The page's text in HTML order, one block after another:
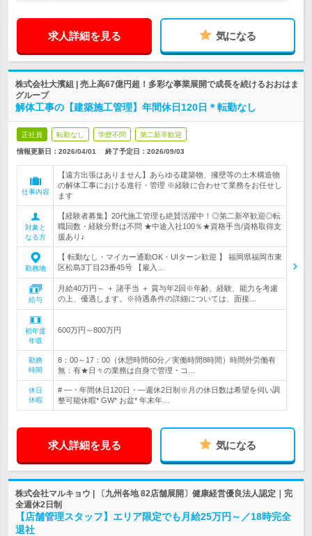
求人詳細を見る 気になる
株式会社大濱組 | 売上高67億円超！多彩な事業展開で成長を続けるおおはま
グループ
解体工事の【建築施工管理】年間休日120日＊転勤なし
正社員 転勤なし 学歴不問 第二新卒歓迎
情報更新日：2026/04/01 終了予定日： 2026/09/03
仕事内容
【遠方出張はありません】あらゆる建築物、擁壁等の土木構造物
の解体工事における進行・管理 ※経験に合わせて業務をお任せし
ます
対象と
なる方
【経験者募集】20代施工管理も絶賛活躍中！◎第二新卒歓迎◎転
職回数・経験分野は不問 ★中途入社100％★資格手当/資格取得支
援あり♪
勤務地
【 転勤なし・マイカー通勤OK・UIターン歓迎 】 福岡県福岡市東
区松島3丁目23番45号 【雇入…
給与
月給40万円～ ＋ 諸手当 ＋ 賞与年2回※年齢、経験、能力を考慮
の上、優遇します。※待遇条件の詳細については、面接…
初年度
年収
600万円～800万円
勤務
時間
8：00～17：00（休憩時間60分／実働時間8時間）時間外労働有
無：有★日々の業務は自身で管理・コ…
休日
休暇
# ―・年間休日120日・―週休2日制※月の休日数は希望を伺い調
整可能休暇* GW* お盆* 年末年…
求人詳細を見る 気になる
株式会社マルキョウ | 〔九州各地 82店舗展開〕健康経営優良法人認定｜完
全週休2日制
【店舗管理スタッフ】エリア限定でも月給25万円～／18時完全
退社